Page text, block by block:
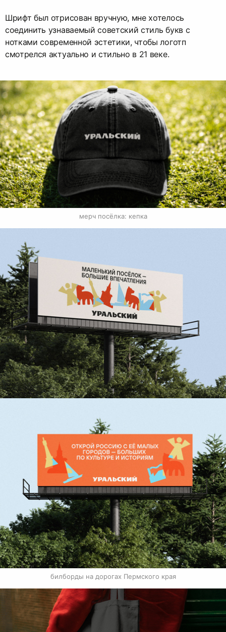
Шрифт был отрисован вручную, мне хотелось
соединить узнаваемый советский стиль букв с
нотками современной эстетики, чтобы логотп
смотрелся актуально и стильно в 21 веке.
мерч посёлка: кепка
билборды на дорогах Пермского края